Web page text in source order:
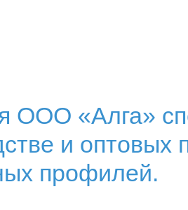
ООО «Алга»
и оптовых
профилей.